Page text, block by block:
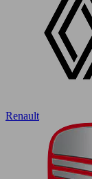
Renault